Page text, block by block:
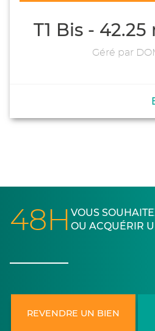
T1 Bis - 42.25
Géré par
48H VOUS
OU ACQUÉRIR
REVENDRE UN BIEN